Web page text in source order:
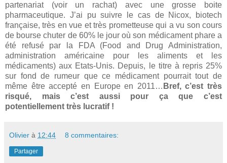
partenariat (voir un rachat) avec une grosse boite
pharmaceutique. J’ai pu suivre le cas de Nicox, biotech
française, très en vue et très prometteuse qui a vu son cours
de bourse chuter de 60% le jour où son médicament phare a
été refusé par la FDA (Food and Drug Administration,
administration américaine pour les aliments et les
médicaments) aux Etats-Unis. Depuis, le titre à repris 25%
sur fond de rumeur que ce médicament pourrait tout de
même être accepté en Europe en 2011… Bref, c’est très
risqué, mais c’est aussi pour ça que c’est
potentiellement très lucratif !
Olivier à 12:44 8 commentaires:
Partager